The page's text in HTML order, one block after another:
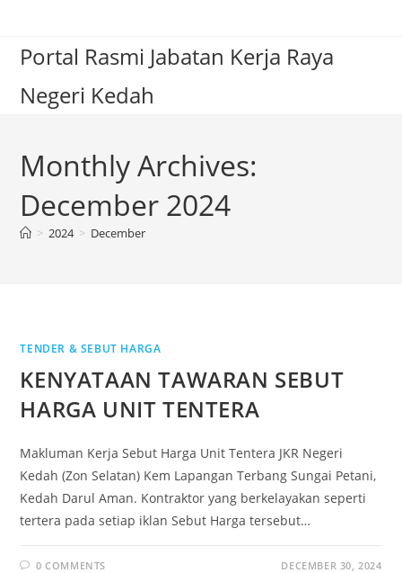
Portal Rasmi Jabatan Kerja Raya
Negeri Kedah
Monthly Archives:
December 2024
> 2024 > December
TENDER & SEBUT HARGA
KENYATAAN TAWARAN SEBUT
HARGA UNIT TENTERA
Makluman Kerja Sebut Harga Unit Tentera JKR Negeri
Kedah (Zon Selatan) Kem Lapangan Terbang Sungai Petani,
Kedah Darul Aman. Kontraktor yang berkelayakan seperti
tertera pada setiap iklan Sebut Harga tersebut…
0 COMMENTS DECEMBER 30, 2024